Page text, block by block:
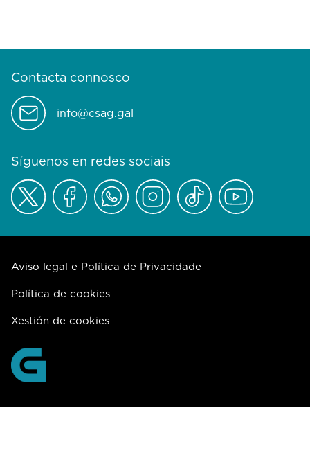
Contacta connosco
info@csag.gal
Síguenos en redes sociais
Aviso legal e Política de Privacidade
Política de cookies
Xestión de cookies